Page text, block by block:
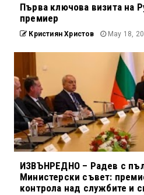
Първа ключова визита на
премиер
Кристиян Христов May 18,
ИЗВЪНРЕДНО – Радев с
Министерски съвет:
контрола над службите и